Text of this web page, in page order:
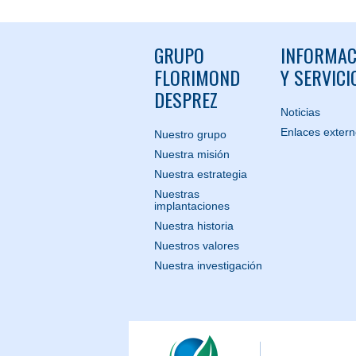
GRUPO
FLORIMOND
DESPREZ
Nuestro grupo
Nuestra misión
Nuestra estrategia
Nuestras
implantaciones
Nuestra historia
Nuestros valores
Nuestra investigación
Y
Noticias
Enlaces